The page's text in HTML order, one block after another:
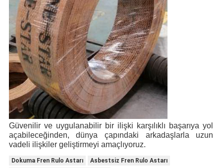
Güvenilir ve uygulanabilir bir ilişki karşılıklı başarıya yol
açabileceğinden, dünya çapındaki arkadaşlarla uzun
vadeli ilişkiler geliştirmeyi amaçlıyoruz.
Dokuma Fren Rulo Astarı
Asbestsiz Fren Rulo Astarı